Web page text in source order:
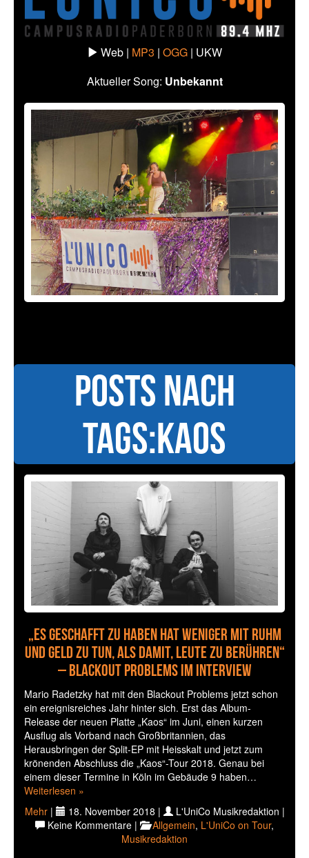
Web | MP3 | OGG | UKW
Aktueller Song: Unbekannt
Posts nach
Tags:Kaos
„Es geschafft zu haben hat weniger mit Ruhm
und Geld zu tun, als damit, Leute zu berühren“
– Blackout Problems im Interview
Mario Radetzky hat mit den Blackout Problems jetzt schon
ein ereignisreiches Jahr hinter sich. Erst das Album-
Release der neuen Platte „Kaos“ im Juni, einen kurzen
Ausflug als Vorband nach Großbritannien, das
Herausbringen der Split-EP mit Heisskalt und jetzt zum
krönenden Abschluss die „Kaos“-Tour 2018. Genau bei
einem dieser Termine in Köln im Gebäude 9 haben…
Weiterlesen »
Mehr| 18. November 2018 |
L'UniCo Musikredaktion |
Keine Kommentare |
Allgemein, L'UniCo on Tour,
Musikredaktion